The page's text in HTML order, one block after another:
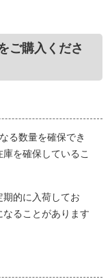
ご購入くださ
る数量を確保でき
を確保しているこ
期的に入荷してお
なることがあります